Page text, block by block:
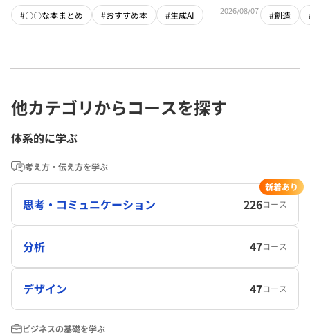
#〇〇な本まとめ #おすすめ本 #生成AI 2026/08/07 #創造
他カテゴリからコースを探す
体系的に学ぶ
考え方・伝え方を学ぶ
思考・コミュニケーション 226コース
新着あり
分析 47コース
デザイン 47コース
ビジネスの基礎を学ぶ